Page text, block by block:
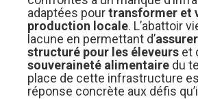
adaptées pourtransformer et
production locale. L’abattoir
lacune en permettant d’
structuré pour les éleveurs et
souveraineté alimentaire du
place de cette infrastructure
réponse concrète aux défis